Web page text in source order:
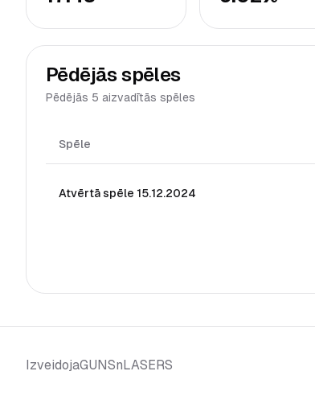
Pēdējās spēles
Pēdējās 5 aizvadītās spēles
Spēle
Atvērtā spēle 15.12.2024
IzveidojaGUNSnLASERS